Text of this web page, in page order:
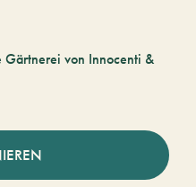
Gärtnerei von Innocenti &